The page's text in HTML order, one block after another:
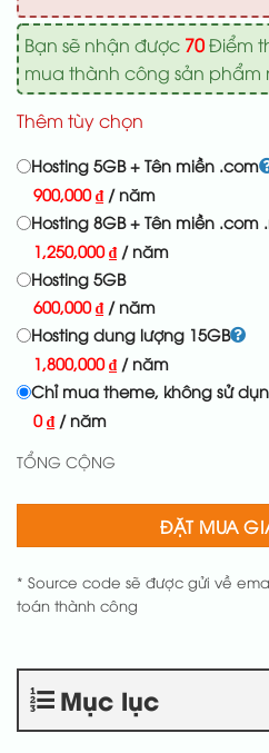
Bạn sẽ nhận được 70Điểm
mua thành công sản phẩm
Thêm tùy chọn
Hosting 5GB + Tên miền .com
900,000₫ / năm
Hosting 8GB + Tên miền .com
1,250,000₫ / năm
Hosting 5GB
600,000₫ / năm
Hosting dung lượng 15GB
1,800,000₫ / năm
Chỉ mua theme, không sử
0₫ / năm
TỔNG CỘNG
ĐẶT MUA
* Source code sẽ được gửi về
toán thành công
Mục lục